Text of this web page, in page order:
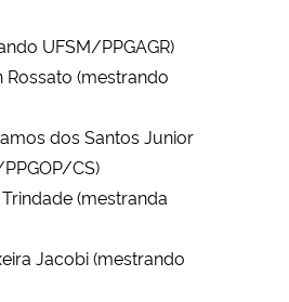
UFSM/PPGAGR)
Rossato (mestrando
dos Santos Junior
CS)
(mestranda
Jacobi (mestrando